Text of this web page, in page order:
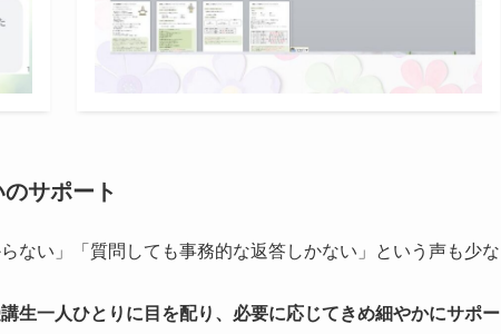
サポート
ない」「質問しても事務的な返答しかない」という声も少な
生一人ひとりに目を配り、必要に応じてきめ細やかにサポー